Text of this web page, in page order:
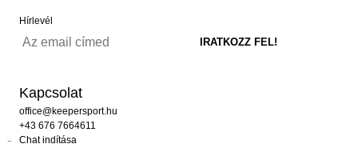
Hírlevél
Kapcsolat
office@keepersport.hu
+43 676 7664611
Chat indítása